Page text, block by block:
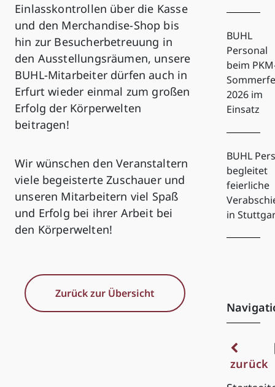
Einlasskontrollen über die Kasse
und den Merchandise-Shop bis
hin zur Besucherbetreuung in
den Ausstellungsräumen, unsere
BUHL-Mitarbeiter dürfen auch in
Erfurt wieder einmal zum großen
Erfolg der Körperwelten
beitragen!
Wir wünschen den Veranstaltern
viele begeisterte Zuschauer und
unseren Mitarbeitern viel Spaß
und Erfolg bei ihrer Arbeit bei
den Körperwelten!
Zurück zur Übersicht
BUHL
Personal
beim
2026 im
Einsatz
BUHL
begleitet
feierliche
in
zurück